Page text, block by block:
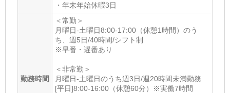
・年末年始休暇3日
勤務時間
＜常勤＞
月曜日-土曜日8:00-17:00（休憩1時間）のう
ち、週5日/40時間/シフト制
※早番・遅番あり
＜非常勤＞
月曜日-土曜日のうち週3日/週20時間未満勤務
[平日]8:00-16:00（休憩60分）※実働7時間